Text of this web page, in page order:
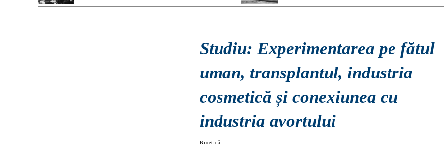
Studiu: Experimentarea pe fătul
uman, transplantul, industria
cosmetică și conexiunea cu
industria avortului
Bioetică